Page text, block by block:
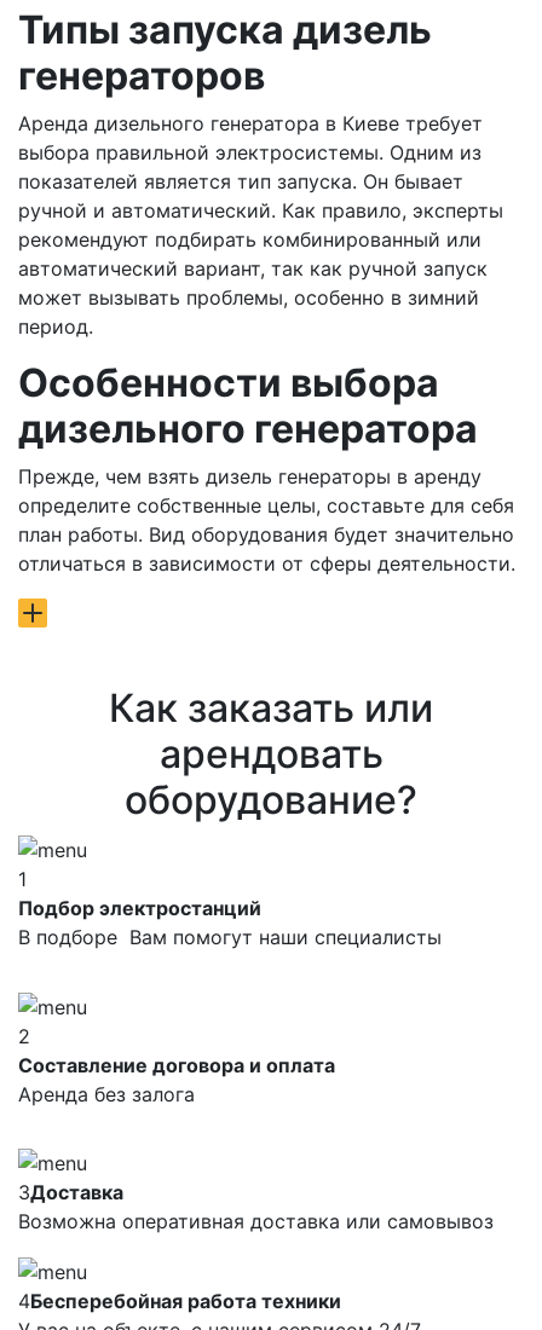
Типы запуска дизель
генераторов
Аренда дизельного генератора в Киеве требует
выбора правильной электросистемы. Одним из
показателей является тип запуска. Он бывает
ручной и автоматический. Как правило, эксперты
рекомендуют подбирать комбинированный или
автоматический вариант, так как ручной запуск
может вызывать проблемы, особенно в зимний
период.
Особенности выбора
дизельного генератора
Прежде, чем взять дизель генераторы в аренду
определите собственные целы, составьте для себя
план работы. Вид оборудования будет значительно
отличаться в зависимости от сферы деятельности.
Как заказать или
арендовать
оборудование?
1
Подбор электростанций
В подборе Вам помогут наши специалисты
2
Составление договора и оплата
Аренда без залога
3Доставка
Возможна оперативная доставка или самовывоз
4Бесперебойная работа техники